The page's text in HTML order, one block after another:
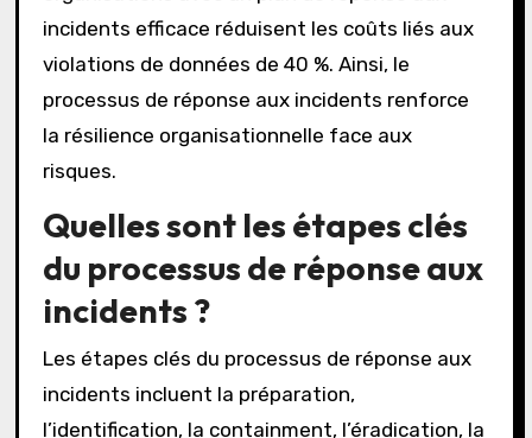
incidents efficace réduisent les coûts liés aux
violations de données de 40 %. Ainsi, le
processus de réponse aux incidents renforce
la résilience organisationnelle face aux
risques.
Quelles sont les étapes clés
du processus de réponse aux
incidents ?
Les étapes clés du processus de réponse aux
incidents incluent la préparation,
l’identification, la containment, l’éradication, la